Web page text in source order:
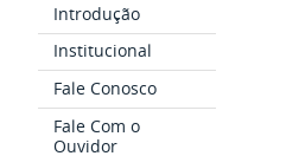
Introdução
Institucional
Fale Conosco
Fale Com o
Ouvidor